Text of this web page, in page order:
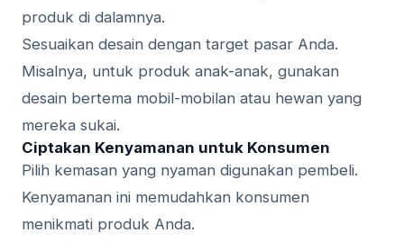
produk di dalamnya.
Sesuaikan desain dengan target pasar Anda.
Misalnya, untuk produk anak-anak, gunakan
desain bertema mobil-mobilan atau hewan yang
mereka sukai.
Ciptakan Kenyamanan untuk Konsumen
Pilih kemasan yang nyaman digunakan pembeli.
Kenyamanan ini memudahkan konsumen
menikmati produk Anda.